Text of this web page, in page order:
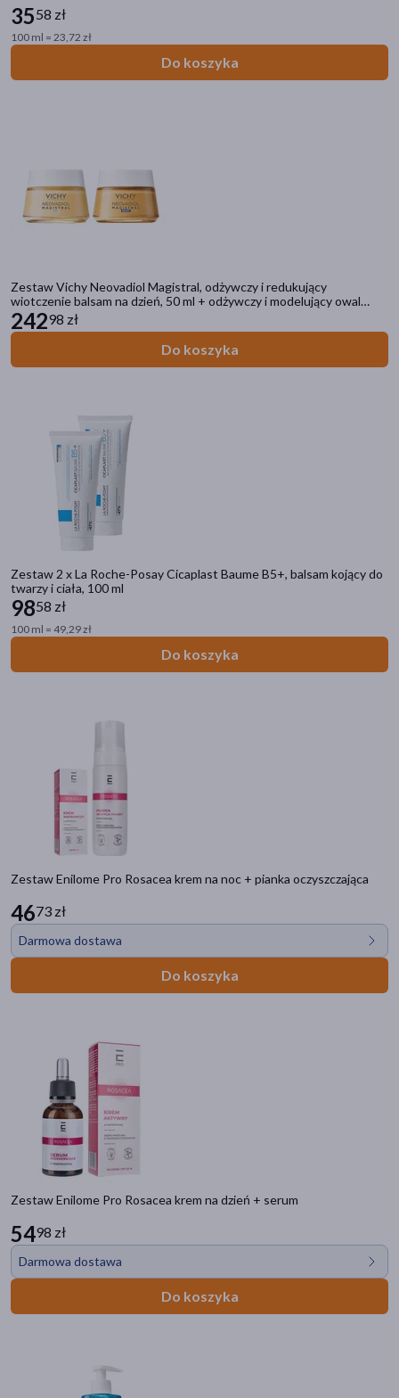
3558 zł
100 ml = 23,72 zł
Do koszyka
Zestaw Vichy Neovadiol Magistral, odżywczy i redukujący
wiotczenie balsam na dzień, 50 ml + odżywczy i modelujący owal
twarzy krem na noc, 50 ml
24298 zł
Do koszyka
Zestaw 2 x La Roche-Posay Cicaplast Baume B5+, balsam kojący do
twarzy i ciała, 100 ml
9858 zł
100 ml = 49,29 zł
Do koszyka
Zestaw Enilome Pro Rosacea krem na noc + pianka oczyszczająca
4673 zł
Darmowa dostawa
Do koszyka
Zestaw Enilome Pro Rosacea krem na dzień + serum
5498 zł
Darmowa dostawa
Do koszyka